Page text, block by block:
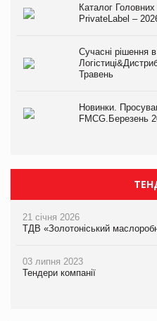
Каталог Головних
PrivateLabel –
Сучасні рішення в
Травень
Новинки.
FMCG.Березень
21 січня 2026
ТДВ «Золотоніський
03 липня 2023
Тендери компанії